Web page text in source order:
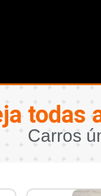
todas
Carros